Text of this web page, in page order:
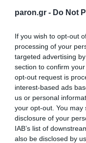
paron.gr - Do Not
If you wish to opt-out
processing of your
targeted advertising
section to confirm
opt-out request is
interest-based ads
us or personal
your opt-out. You
disclosure of your
IAB’s list of
also be disclosed by